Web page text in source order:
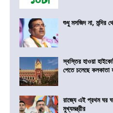
শুধু মসজিদ না, মন্দির
স্বস্তির হাওয়া
পেতে চলেছে কলকাতা
রাজ্যে এই প্রথম ঘর
মুখ্যমন্ত্রীর